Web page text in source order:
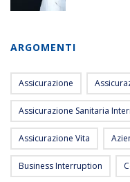
ARGOMENTI
Assicurazione
Assicurazione Sanitaria
Assicurazione Vita
Business Interruption